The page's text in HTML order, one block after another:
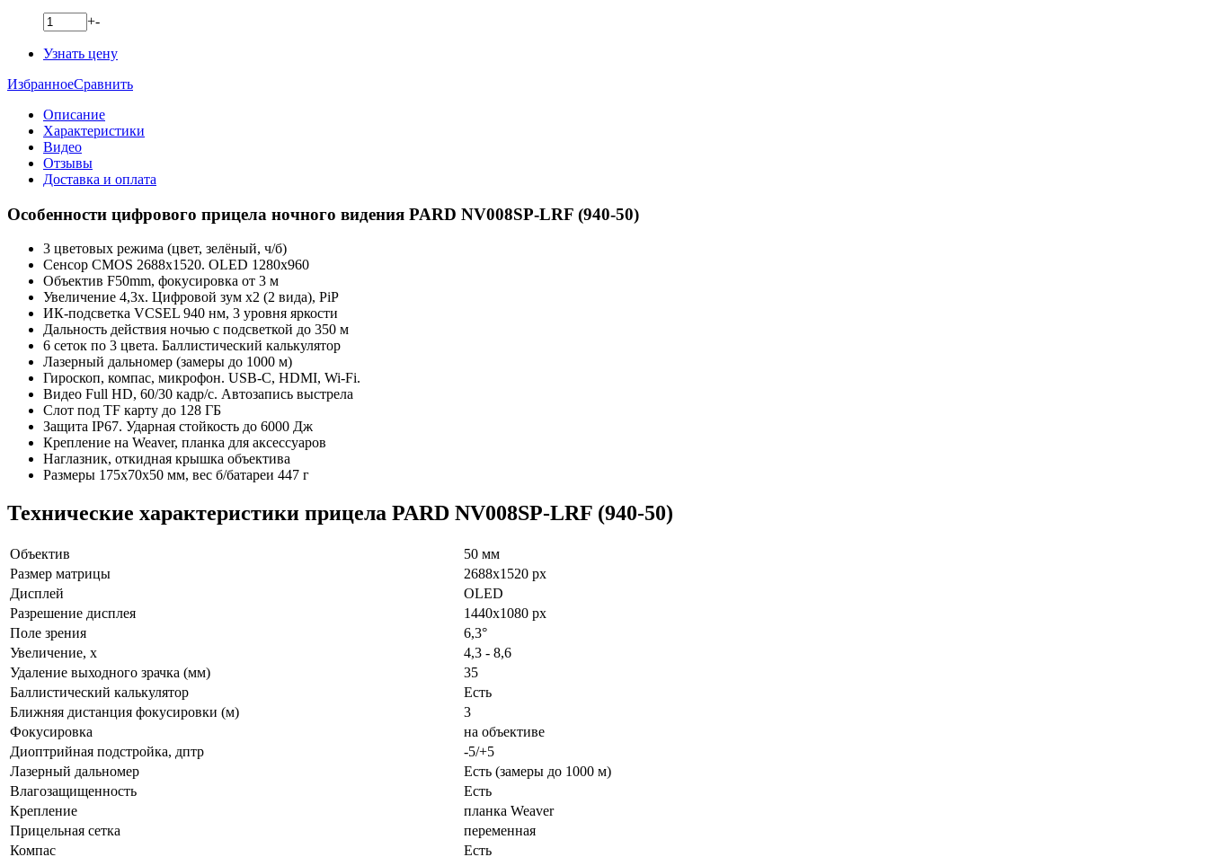
+-
Узнать цену
ИзбранноеСравнить
Описание
Характеристики
Видео
Отзывы
Доставка и оплата
Особенности цифрового прицела ночного видения PARD NV008SP-LRF (940-50)
3 цветовых режима (цвет, зелёный, ч/б)
Сенсор CMOS 2688x1520. OLED 1280x960
Объектив F50mm, фокусировка от 3 м
Увеличение 4,3x. Цифровой зум x2 (2 вида), PiP
ИК-подсветка VCSEL 940 нм, 3 уровня яркости
Дальность действия ночью с подсветкой до 350 м
6 сеток по 3 цвета. Баллистический калькулятор
Лазерный дальномер (замеры до 1000 м)
Гироскоп, компас, микрофон. USB-C, HDMI, Wi-Fi.
Видео Full HD, 60/30 кадр/с. Автозапись выстрела
Слот под TF карту до 128 ГБ
Защита IP67. Ударная стойкость до 6000 Дж
Крепление на Weaver, планка для аксессуаров
Наглазник, откидная крышка объектива
Размеры 175x70x50 мм, вес б/батареи 447 г
Технические характеристики прицела PARD NV008SP-LRF (940-50)
Объектив
50 мм
Размер матрицы
2688x1520 px
Дисплей
OLED
Разрешение дисплея
1440x1080 px
Поле зрения
6,3°
Увеличение, х
4,3 - 8,6
Удаление выходного зрачка (мм)
35
Баллистический калькулятор
Есть
Ближняя дистанция фокусировки (м)
3
Фокусировка
на объективе
Диоптрийная подстройка, дптр
-5/+5
Лазерный дальномер
Есть (замеры до 1000 м)
Влагозащищенность
Есть
Крепление
планка Weaver
Прицельная сетка
переменная
Компас
Есть